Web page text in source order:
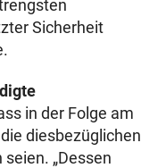
Sicherheit
in der Folge am
diesbezüglichen
„Dessen